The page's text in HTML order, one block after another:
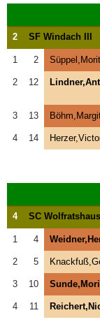
2 SF Windach III
1 2
2 12
3 13
4 14
4 SC
1 4
2 5
3 10
4 11